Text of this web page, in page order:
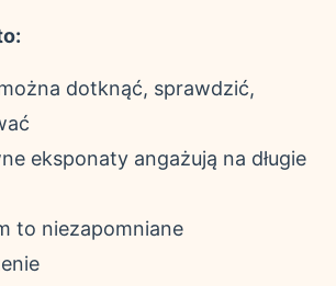
dotknąć, sprawdzić,
eksponaty angażują na długie
to niezapomniane